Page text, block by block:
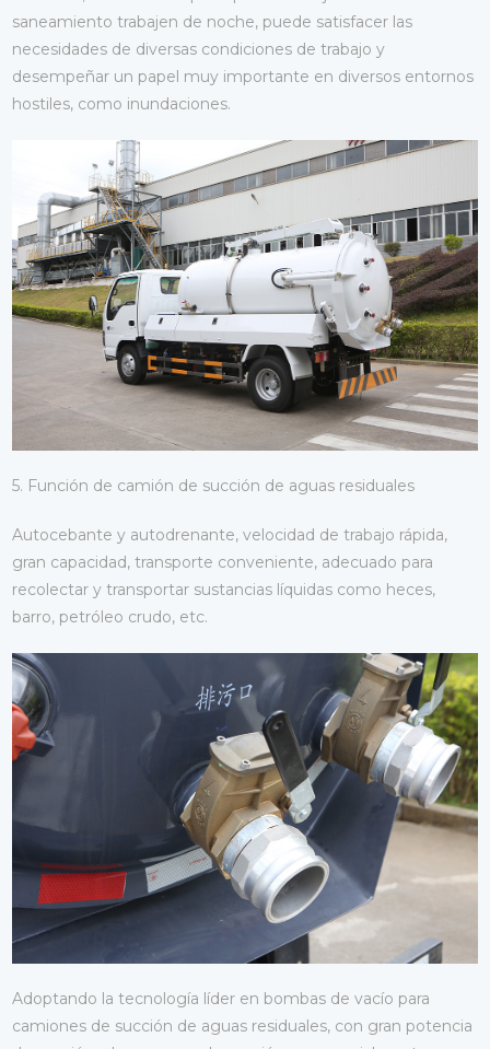
saneamiento trabajen de noche, puede satisfacer las
necesidades de diversas condiciones de trabajo y
desempeñar un papel muy importante en diversos entornos
hostiles, como inundaciones.
5. Función de camión de succión de aguas residuales
Autocebante y autodrenante, velocidad de trabajo rápida,
gran capacidad, transporte conveniente, adecuado para
recolectar y transportar sustancias líquidas como heces,
barro, petróleo crudo, etc.
Adoptando la tecnología líder en bombas de vacío para
camiones de succión de aguas residuales, con gran potencia